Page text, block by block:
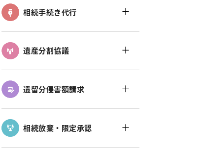
相続手続き代行 ＋
遺産分割協議 ＋
遺留分侵害額請求 ＋
相続放棄・限定承認 ＋